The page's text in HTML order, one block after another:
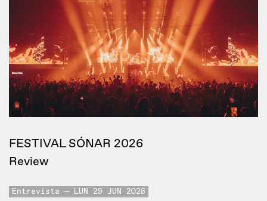
FESTIVAL SÓNAR 2026
Review
Entrevista LUN 29 JUN 2026